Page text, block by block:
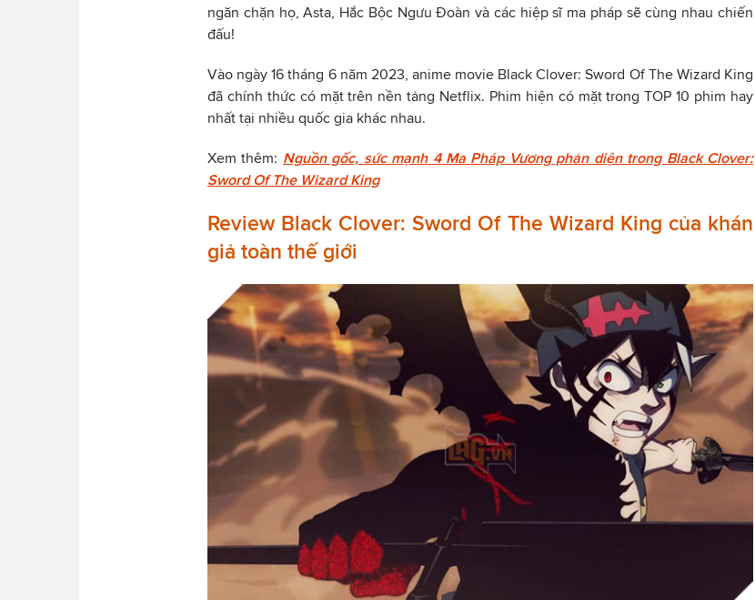
ngăn chặn họ, Asta, Hắc Bộc Ngưu Đoàn và các hiệp sĩ ma pháp sẽ cùng nhau chiến
đấu!
Vào ngày 16 tháng 6 năm 2023, anime movie Black Clover: Sword Of The Wizard King
đã chính thức có mặt trên nền tảng Netflix. Phim hiện có mặt trong TOP 10 phim hay
nhất tại nhiều quốc gia khác nhau.
Xem thêm: Nguồn gốc, sức mạnh 4 Ma Pháp Vương phản diện trong Black Clover:
Sword Of The Wizard King
Review Black Clover: Sword Of The Wizard King của khán
giả toàn thế giới